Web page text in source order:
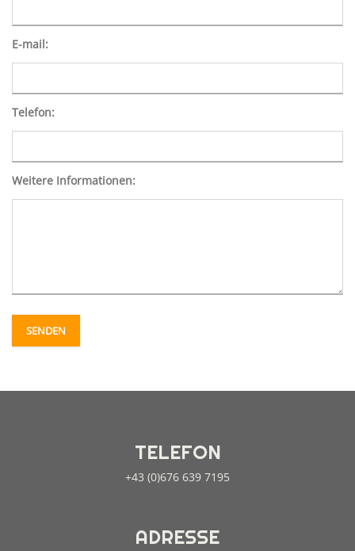
E-mail:
Telefon:
Weitere Informationen:
SENDEN
TELEFON
+43 (0)676 639 7195
ADRESSE